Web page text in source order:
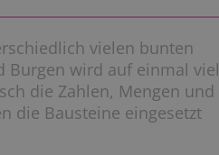
vielen bunten
Burgen wird auf einmal viel
die Zahlen, Mengen und
die Bausteine eingesetzt